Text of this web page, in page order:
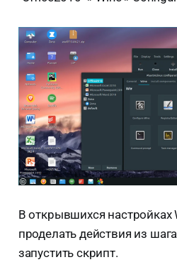
В открывшихся настройках
проделать действия из
запустить скрипт.